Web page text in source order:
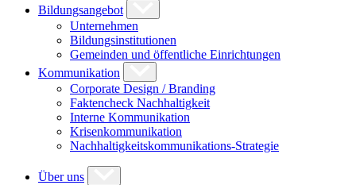
Bildungsangebot
Unternehmen
Bildungsinstitutionen
Gemeinden und öffentliche Einrichtungen
Kommunikation
Corporate Design / Branding
Faktencheck Nachhaltigkeit
Interne Kommunikation
Krisenkommunikation
Nachhaltigkeitskommunikations-Strategie
Über uns